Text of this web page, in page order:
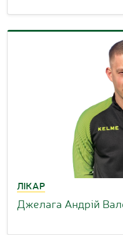
ЛІКАР
Джелага Андрій